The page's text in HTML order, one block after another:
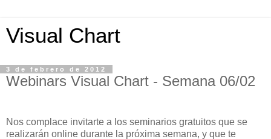
Visual Chart
3 de febrero de 2012
Webinars Visual Chart - Semana 06/02
Nos complace invitarte a los seminarios gratuitos que se
realizarán online durante la próxima semana, y que te